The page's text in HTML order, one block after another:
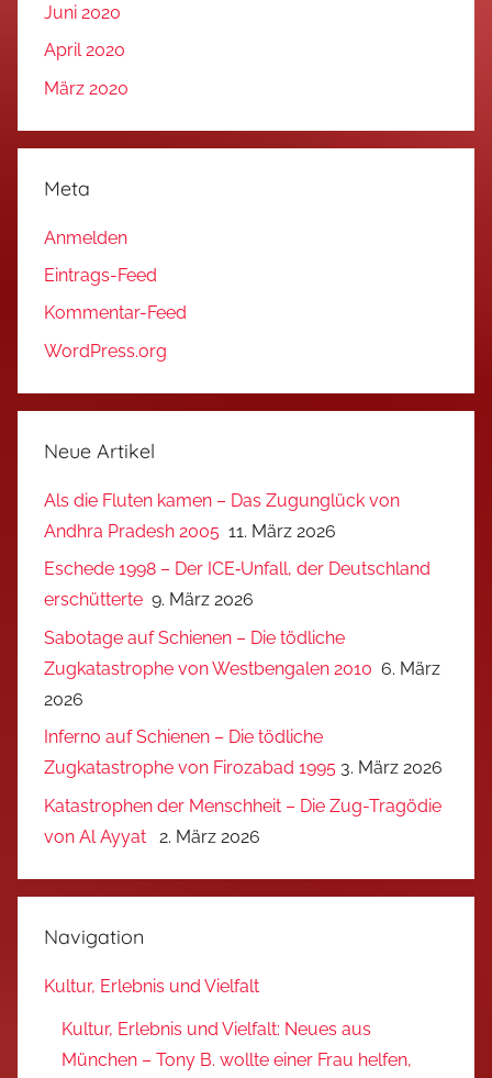
Juni 2020
April 2020
März 2020
Meta
Anmelden
Eintrags-Feed
Kommentar-Feed
WordPress.org
Neue Artikel
Als die Fluten kamen – Das Zugunglück von
Andhra Pradesh 2005 11. März 2026
Eschede 1998 – Der ICE‑Unfall, der Deutschland
erschütterte 9. März 2026
Sabotage auf Schienen – Die tödliche
Zugkatastrophe von Westbengalen 2010 6. März
2026
Inferno auf Schienen – Die tödliche
Zugkatastrophe von Firozabad 1995 3. März 2026
Katastrophen der Menschheit – Die Zug-Tragödie
von Al Ayyat
2. März 2026
Navigation
Kultur, Erlebnis und Vielfalt
Kultur, Erlebnis und Vielfalt: Neues aus
München – Tony B. wollte einer Frau helfen,